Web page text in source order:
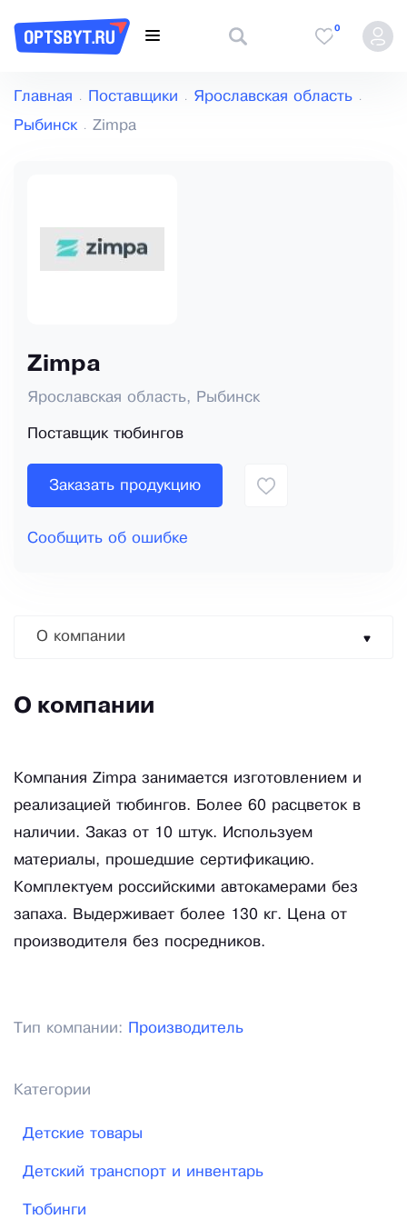
0
Главная Поставщики Ярославская область
Рыбинск Zimpa
Zimpa
Ярославская область, Рыбинск
Поставщик тюбингов
Заказать продукцию
Сообщить об ошибке
О компании
О компании
Компания Zimpa занимается изготовлением и
реализацией тюбингов. Более 60 расцветок в
наличии. Заказ от 10 штук. Используем
материалы, прошедшие сертификацию.
Комплектуем российскими автокамерами без
запаха. Выдерживает более 130 кг. Цена от
производителя без посредников.
Тип компании: Производитель
Категории
Детские товары
Детский транспорт и инвентарь
Тюбинги